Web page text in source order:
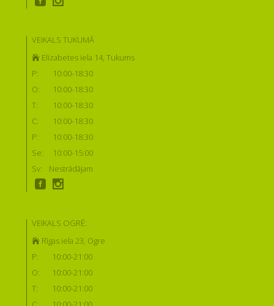
VEIKALS TUKUMĀ
Elizabetes iela 14, Tukums
P:
10:00-18:30
O:
10:00-18:30
T:
10:00-18:30
C:
10:00-18:30
P:
10:00-18:30
Se:
10:00-15:00
Sv:
Nestrādājam
VEIKALS OGRĒ:
Rīgas iela 23, Ogre
P:
10:00-21:00
O:
10:00-21:00
T:
10:00-21:00